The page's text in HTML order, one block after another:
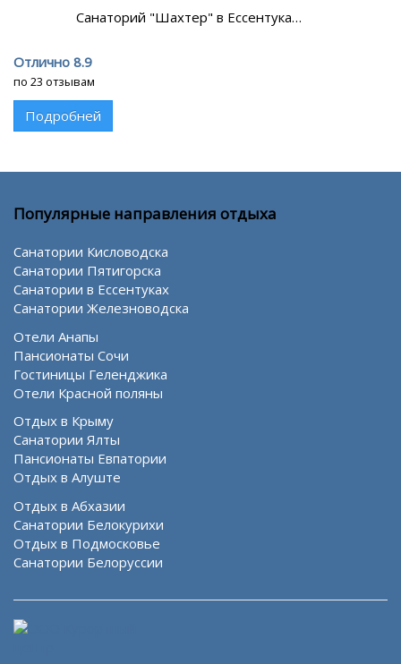
Санаторий "Шахтер" в Ессентука…
Отлично 8.9
по 23 отзывам
Подробней
Популярные направления отдыха
Санатории Кисловодска
Санатории Пятигорска
Санатории в Ессентуках
Санатории Железноводска
Отели Анапы
Пансионаты Сочи
Гостиницы Геленджика
Отели Красной поляны
Отдых в Крыму
Санатории Ялты
Пансионаты Евпатории
Отдых в Алуште
Отдых в Абхазии
Санатории Белокурихи
Отдых в Подмосковье
Санатории Белоруссии